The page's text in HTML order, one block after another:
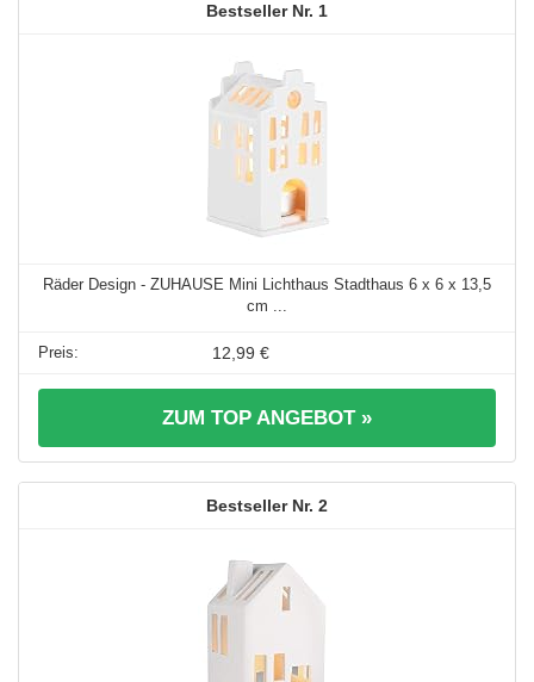
1
Räder Design - ZUHAUSE Mini Lichthaus Stadthaus 6 x 6 x 13,5
cm ...
12,99 €
ZUM TOP ANGEBOT »
2